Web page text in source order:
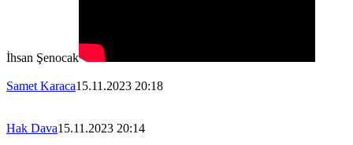
İhsan Şenocak
Samet Karaca15.11.2023 20:18
Hak Dava15.11.2023 20:14